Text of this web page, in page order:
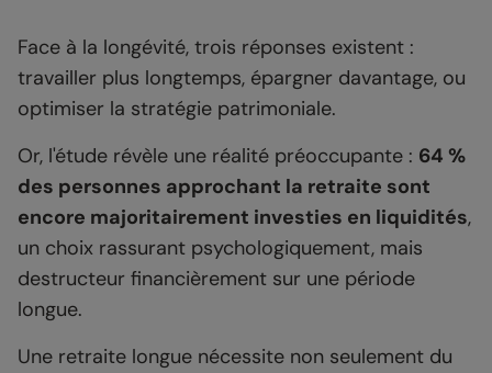
Face à la longévité, trois réponses existent :
travailler plus longtemps, épargner davantage, ou
optimiser la stratégie patrimoniale.
Or, l'étude révèle une réalité préoccupante : 64 %
des personnes approchant la retraite sont
encore majoritairement investies en liquidités,
un choix rassurant psychologiquement, mais
destructeur financièrement sur une période
longue.
Une retraite longue nécessite non seulement du